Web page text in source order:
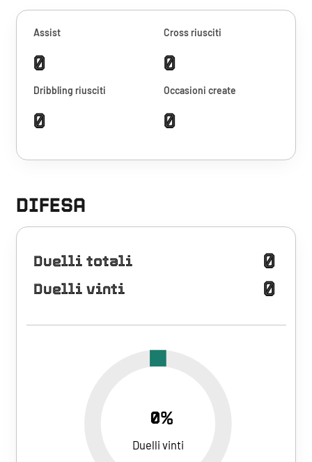
Assist
0
Cross riusciti
0
Dribbling riusciti
0
Occasioni create
0
DIFESA
Duelli totali 0
Duelli vinti 0
0%
Duelli vinti